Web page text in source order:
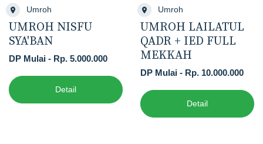
Umroh
UMROH NISFU
SYA'BAN
DP Mulai - Rp. 5.000.000
Detail
Umroh
UMROH LAILATUL
QADR + IED FULL
MEKKAH
DP Mulai - Rp. 10.000.000
Detail